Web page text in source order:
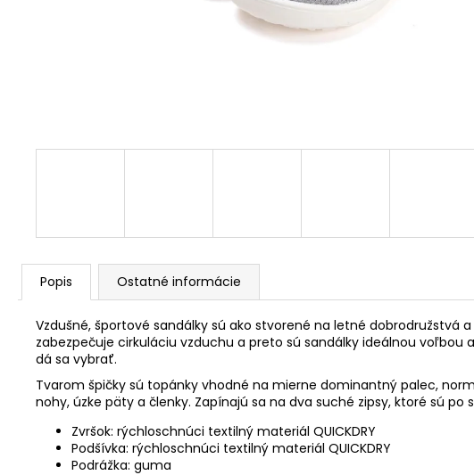
Popis Ostatné informácie
Vzdušné, športové sandálky sú ako stvorené na letné dobrodružstvá
zabezpečuje cirkuláciu vzduchu a preto sú sandálky ideálnou voľbou
dá sa vybrať.
Tvarom špičky sú topánky vhodné na mierne dominantný palec,
nohy, úzke päty a členky. Zapínajú sa na dva suché zipsy, ktoré sú
Zvršok: rýchloschnúci textilný materiál QUICKDRY
Podšívka: rýchloschnúci textilný materiál QUICKDRY
Podrážka: guma